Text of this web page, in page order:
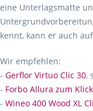
eine Unterlagsmatte
kennt, kann er auch
Wir empfehlen:
- Gerflor Virtuo Clic 30,
- Forbo Allura zum
- Wineo 400 Wood XL